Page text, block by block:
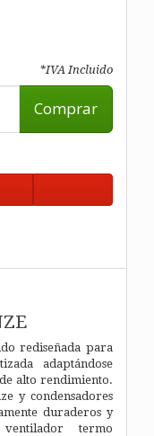
*IVA Incluido
Comprar
rediseñada para
adaptándose
alto rendimiento.
y condensadores
duraderos y
ventilador termo